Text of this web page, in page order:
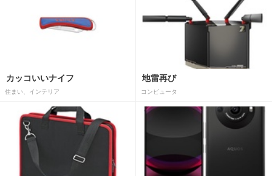
カッコいいナイフ
住まい、インテリア
地雷再び
コンピュータ